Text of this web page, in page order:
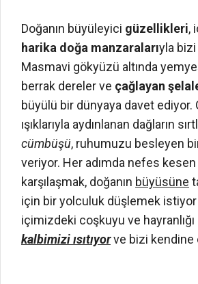
Doğanın büyüleyici güzellikleri,
harika doğa manzaralarıyla bizi
Masmavi gökyüzü altında
berrak dereler ve çağlayan
büyülü bir dünyaya davet ediyor.
ışıklarıyla aydınlanan dağların
cümbüşü, ruhumuzu besleyen
veriyor. Her adımda nefes
karşılaşmak, doğanın büyüsüne
için bir yolculuk düşlemek istiyor
içimizdeki coşkuyu ve hayranlığı
kalbimizi ısıtıyorve bizi kendine